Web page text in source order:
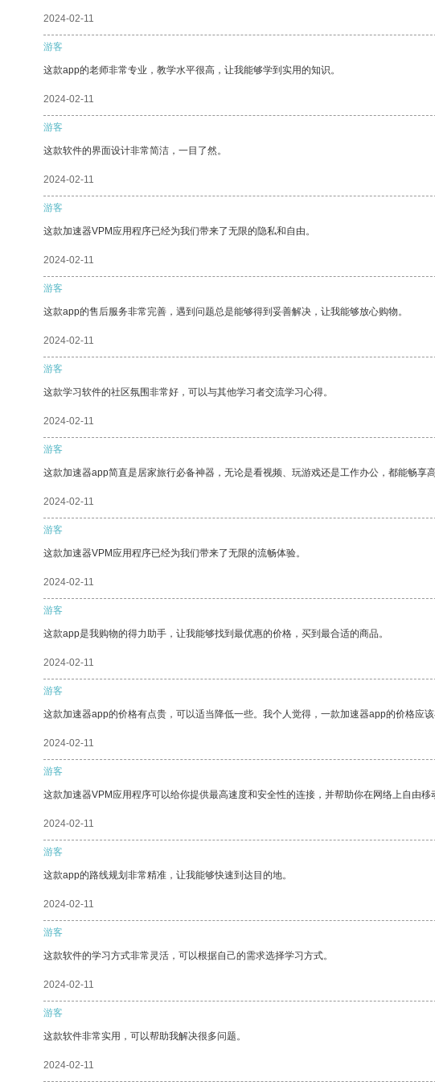
2024-02-11
游客
这款app的老师非常专业，教学水平很高，让我能够学到实用的知识。
2024-02-11
游客
这款软件的界面设计非常简洁，一目了然。
2024-02-11
游客
这款加速器VPM应用程序已经为我们带来了无限的隐私和自由。
2024-02-11
游客
这款app的售后服务非常完善，遇到问题总是能够得到妥善解决，让我能够放心购物。
2024-02-11
游客
这款学习软件的社区氛围非常好，可以与其他学习者交流学习心得。
2024-02-11
游客
这款加速器app简直是居家旅行必备神器，无论是看视频、玩游戏还是工作办公，都能畅
2024-02-11
游客
这款加速器VPM应用程序已经为我们带来了无限的流畅体验。
2024-02-11
游客
这款app是我购物的得力助手，让我能够找到最优惠的价格，买到最合适的商品。
2024-02-11
游客
这款加速器app的价格有点贵，可以适当降低一些。我个人觉得，一款加速器app的价格应该
2024-02-11
游客
这款加速器VPM应用程序可以给你提供最高速度和安全性的连接，并帮助你在网络上自由移
2024-02-11
游客
这款app的路线规划非常精准，让我能够快速到达目的地。
2024-02-11
游客
这款软件的学习方式非常灵活，可以根据自己的需求选择学习方式。
2024-02-11
游客
这款软件非常实用，可以帮助我解决很多问题。
2024-02-11